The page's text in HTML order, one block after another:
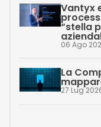
Vantyx
“stella
06 Ago
La
27 Lug